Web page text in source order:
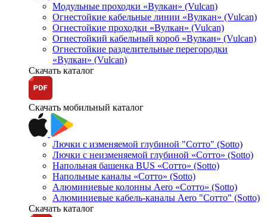
Модульные проходки «Вулкан» (Vulcan)
Огнестойкие кабельные линии «Вулкан» (Vulcan)
Огнестойкие проходки «Вулкан» (Vulcan)
Огнестойкий кабельный короб «Вулкан» (Vulcan)
Огнестойкие разделительные перегородки
«Вулкан» (Vulcan)
Скачать каталог
Скачать мобильный каталог
Лючки с изменяемой глубиной "Сотто" (Sotto)
Лючки с неизменяемой глубиной «Сотто» (Sotto)
Напольная башенка BUS «Сотто» (Sotto)
Напольные каналы «Сотто» (Sotto)
Алюминиевые колонны Aero «Сотто» (Sotto)
Алюминиевые кабель-каналы Aero "Сотто" (Sotto)
Скачать каталог